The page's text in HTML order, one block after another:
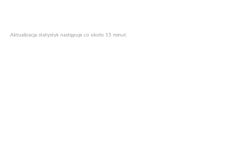
Aktualizacja statystyk następuje co około 15 minut.